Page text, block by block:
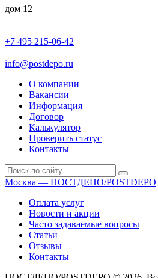
дом 12
+7 495 215-06-42
info@postdepo.ru
О компании
Вакансии
Информация
Договор
Калькулятор
Проверить статус
Контакты
Москва — ПОСТДЕПО/POSTDEPO
Оплата услуг
Новости и акции
Часто задаваемые вопросы
Статьи
Отзывы
Контакты